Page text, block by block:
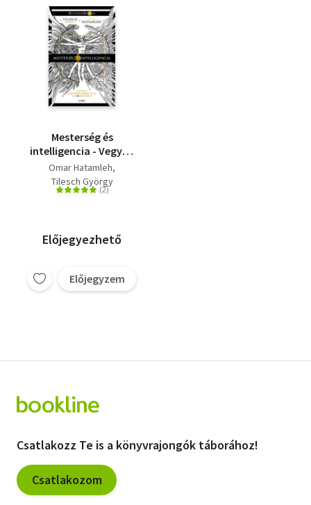
Mesterség és
intelligencia - Vegyük
kezünkbe sorsunkat
az MI korában
Omar Hatamleh
Tilesch György
Előjegyezhető
Előjegyzem
Csatlakozz Te is a könyvrajongók táborához!
Csatlakozom